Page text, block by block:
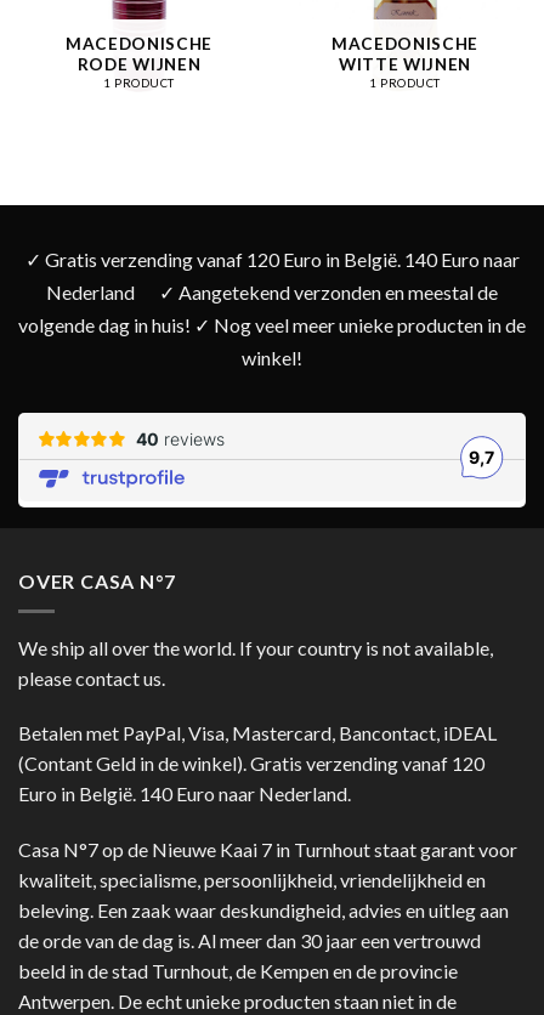
MACEDONISCHE
RODE WIJNEN
1 PRODUCT
MACEDONISCHE
WITTE WIJNEN
1 PRODUCT
✓ Gratis verzending vanaf 120 Euro in België. 140 Euro naar
Nederland
✓ Aangetekend verzonden en meestal de
volgende dag in huis! ✓ Nog veel meer unieke producten in de
winkel!
OVER CASA N°7
We ship all over the world. If your country is not available,
please contact us.
Betalen met PayPal, Visa, Mastercard, Bancontact, iDEAL
(Contant Geld in de winkel). Gratis verzending vanaf 120
Euro in België. 140 Euro naar Nederland.
Casa N°7 op de Nieuwe Kaai 7 in Turnhout staat garant voor
kwaliteit, specialisme, persoonlijkheid, vriendelijkheid en
beleving. Een zaak waar deskundigheid, advies en uitleg aan
de orde van de dag is. Al meer dan 30 jaar een vertrouwd
beeld in de stad Turnhout, de Kempen en de provincie
Antwerpen. De echt unieke producten staan niet in de